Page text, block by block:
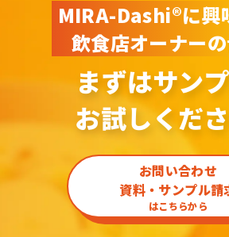
MIRA-Dashi®に興
飲食店オーナー
まずはサン
お試しくだ
お問い合わせ
資料・サンプル請
はこちらから